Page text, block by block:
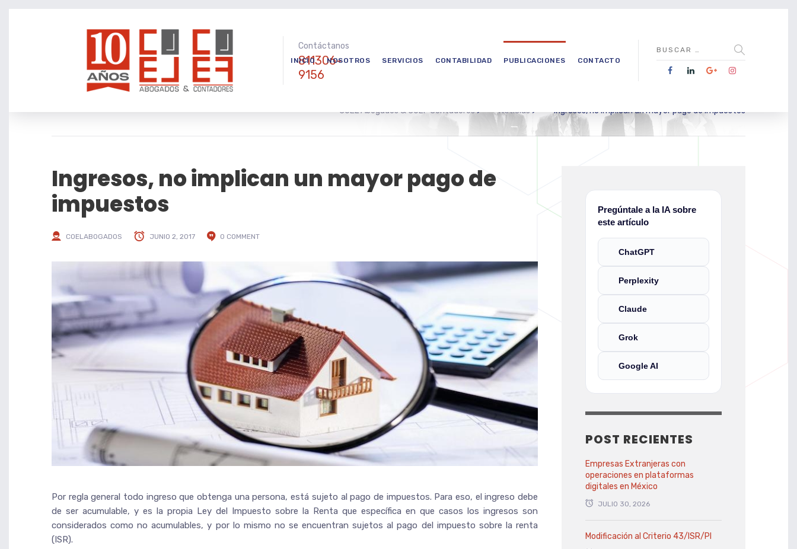
Contáctanos
811306-
9156
INICIO NOSOTROS SERVICIOS CONTABILIDAD PUBLICACIONES CONTACTO
COEL Abogados & COEF Contadores> Noticias> Ingresos, no implican un mayor pago de impuestos
Ingresos, no implican un mayor pago de
impuestos
COELABOGADOS JUNIO 2, 2017 0 COMMENT
Por regla general todo ingreso que obtenga una persona, está sujeto al pago de impuestos. Para eso, el ingreso debe
de ser acumulable, y es la propia Ley del Impuesto sobre la Renta que específica en que casos los ingresos son
considerados como no acumulables, y por lo mismo no se encuentran sujetos al pago del impuesto sobre la renta
(ISR).
Pregúntale a la IA sobre
este artículo
ChatGPT
Perplexity
Claude
Grok
Google AI
POST RECIENTES
Empresas Extranjeras con
operaciones en plataformas
digitales en México
JULIO 30, 2026
Modificación al Criterio 43/ISR/PI